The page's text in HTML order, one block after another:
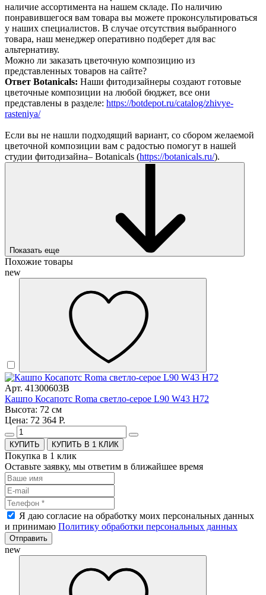
наличие ассортимента на нашем складе. По наличию
понравившегося вам товара вы можете проконсультироваться
у наших специалистов. В случае отсутствия выбранного
товара, наш менеджер оперативно подберет для вас
альтернативу.
Можно ли заказать цветочную композицию из
представленных товаров на сайте?
Ответ Botanicals: Наши фитодизайнеры создают готовые
цветочные композиции на любой бюджет, все они
представлены в разделе: https://botdepot.ru/catalog/zhivye-
rasteniya/
Если вы не нашли подходящий вариант, со сбором желаемой
цветочной композиции вам с радостью помогут в нашей
студии фитодизайна– Botanicals (https://botanicals.ru/).
Показать еще
Похожие товары
new
Арт. 41300603B
Кашпо Косапотс Roma светло-серое L90 W43 H72
Высота: 72 см
Цена: 72 364 Р.
КУПИТЬ В 1 КЛИК
Покупка в 1 клик
Оставьте заявку, мы ответим в ближайшее время
Я даю согласие на обработку моих персональных данных
и принимаю Политику обработки персональных данных
Отправить
new